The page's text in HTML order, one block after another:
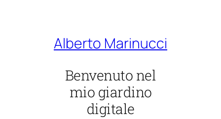
Alberto Marinucci
Benvenuto nel
mio giardino
digitale